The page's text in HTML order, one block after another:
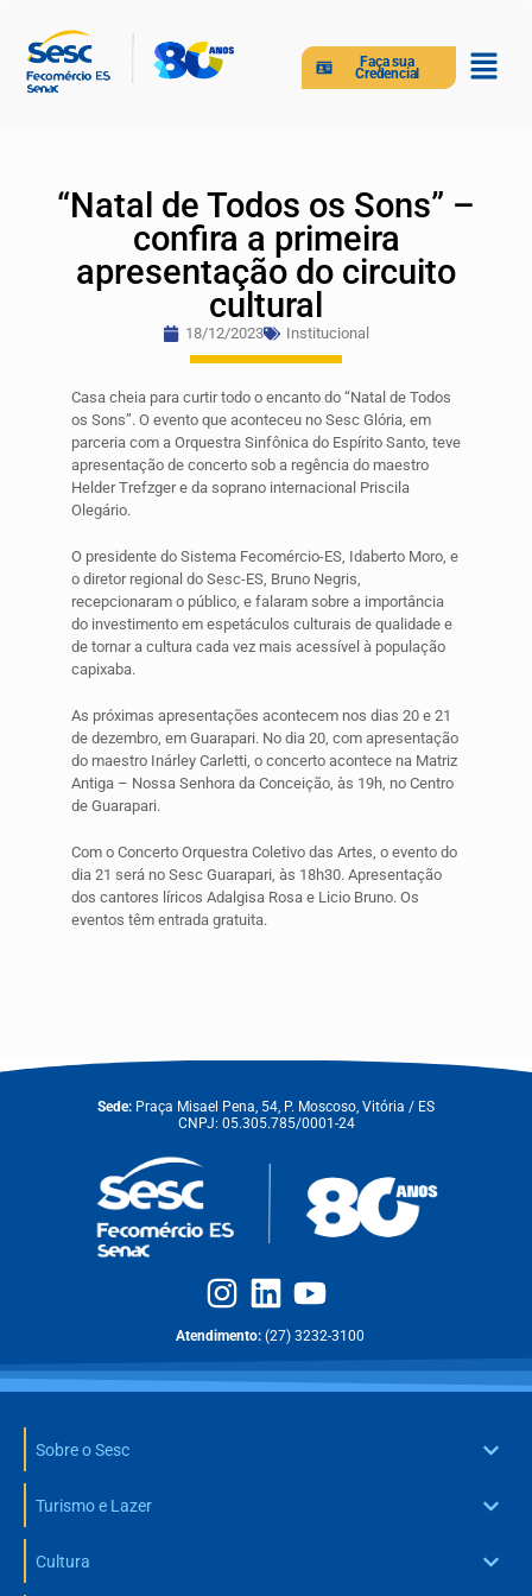
Faça sua
Credencial
“Natal de Todos os Sons” –
confira a primeira
apresentação do circuito
cultural
18/12/2023 Institucional
Casa cheia para curtir todo o encanto do “Natal de Todos
os Sons”. O evento que aconteceu no Sesc Glória, em
parceria com a Orquestra Sinfônica do Espírito Santo, teve
apresentação de concerto sob a regência do maestro
Helder Trefzger e da soprano internacional Priscila
Olegário.
O presidente do Sistema Fecomércio-ES, Idaberto Moro, e
o diretor regional do Sesc-ES, Bruno Negris,
recepcionaram o público, e falaram sobre a importância
do investimento em espetáculos culturais de qualidade e
de tornar a cultura cada vez mais acessível à população
capixaba.
As próximas apresentações acontecem nos dias 20 e 21
de dezembro, em Guarapari. No dia 20, com apresentação
do maestro Inárley Carletti, o concerto acontece na Matriz
Antiga – Nossa Senhora da Conceição, às 19h, no Centro
de Guarapari.
Com o Concerto Orquestra Coletivo das Artes, o evento do
dia 21 será no Sesc Guarapari, às 18h30. Apresentação
dos cantores líricos Adalgisa Rosa e Licio Bruno. Os
eventos têm entrada gratuita.
Sede: Praça Misael Pena, 54, P. Moscoso, Vitória / ES
CNPJ: 05.305.785/0001-24
Atendimento: (27) 3232-3100
Sobre o Sesc
Turismo e Lazer
Cultura